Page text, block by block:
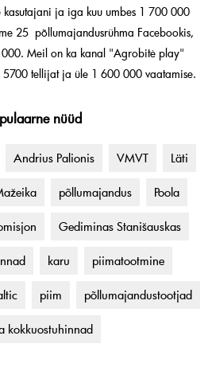
ja iga kuu umbes 1 700 000
25 põllumajandusrühma Facebookis,
Meil on ka kanal "Agrobitė play"
5700 tellijat ja üle 1 600 000 vaatamise.
nüüd
Andrius Palionis VMVT Läti
põllumajandus Poola
Gediminas Stanišauskas
karu piimatootmine
piim põllumajandustootjad
kokkuostuhinnad